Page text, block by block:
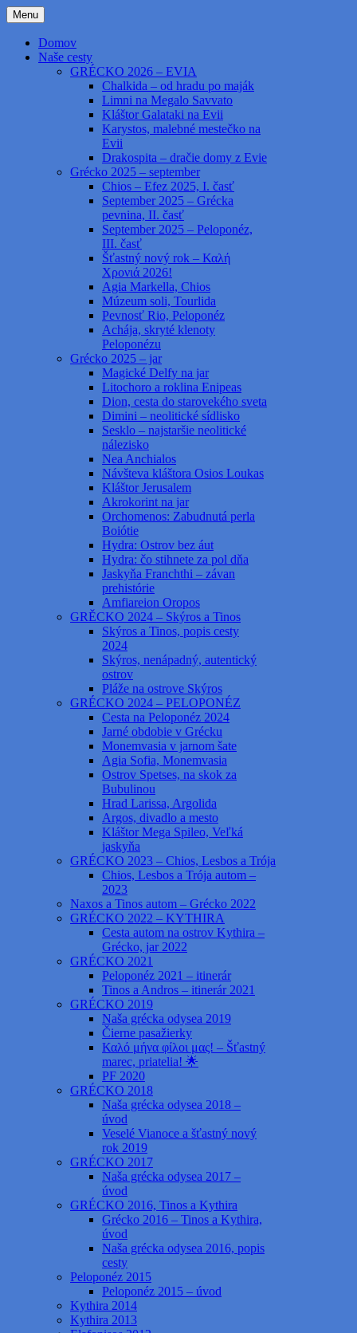
Preskočiť
na
obsahkapab.sk
roads and no roads
Menu
Domov
Naše cesty
GRÉCKO 2026 – EVIA
Chalkida – od hradu po maják
Limni na Megalo Savvato
Kláštor Galataki na Evii
Karystos, malebné mestečko na
Evii
Drakospita – dračie domy z Evie
Grécko 2025 – september
Chios – Efez 2025, I. časť
September 2025 – Grécka
pevnina, II. časť
September 2025 – Peloponéz,
III. časť
Šťastný nový rok – Καλή
Χρονιά 2026!
Agia Markella, Chios
Múzeum soli, Tourlida
Pevnosť Rio, Peloponéz
Achája, skryté klenoty
Peloponézu
Grécko 2025 – jar
Magické Delfy na jar
Litochoro a roklina Enipeas
Dion, cesta do starovekého sveta
Dimini – neolitické sídlisko
Sesklo – najstaršie neolitické
nálezisko
Nea Anchialos
Návšteva kláštora Osios Loukas
Kláštor Jerusalem
Akrokorint na jar
Orchomenos: Zabudnutá perla
Boiótie
Hydra: Ostrov bez áut
Hydra: čo stihnete za pol dňa
Jaskyňa Franchthi – závan
prehistórie
Amfiareion Oropos
GRĚCKO 2024 – Skýros a Tinos
Skýros a Tinos, popis cesty
2024
Skýros, nenápadný, autentický
ostrov
Pláže na ostrove Skýros
GRÉCKO 2024 – PELOPONÉZ
Cesta na Peloponéz 2024
Jarné obdobie v Grécku
Monemvasia v jarnom šate
Agia Sofia, Monemvasia
Ostrov Spetses, na skok za
Bubulinou
Hrad Larissa, Argolida
Argos, divadlo a mesto
Kláštor Mega Spileo, Veľká
jaskyňa
GRÉCKO 2023 – Chios, Lesbos a Trója
Chios, Lesbos a Trója autom –
2023
Naxos a Tinos autom – Grécko 2022
GRÉCKO 2022 – KYTHIRA
Cesta autom na ostrov Kythira –
Grécko, jar 2022
GRÉCKO 2021
Peloponéz 2021 – itinerár
Tinos a Andros – itinerár 2021
GRÉCKO 2019
Naša grécka odysea 2019
Čierne pasažierky
Καλό μήνα φίλοι μας! – Šťastný
marec, priatelia! 🌟
PF 2020
GRÉCKO 2018
Naša grécka odysea 2018 –
úvod
Veselé Vianoce a šťastný nový
rok 2019
GRÉCKO 2017
Naša grécka odysea 2017 –
úvod
GRÉCKO 2016, Tinos a Kythira
Grécko 2016 – Tinos a Kythira,
úvod
Naša grécka odysea 2016, popis
cesty
Peloponéz 2015
Peloponéz 2015 – úvod
Kythira 2014
Kythira 2013